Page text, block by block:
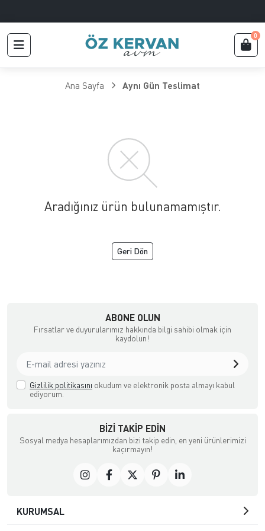
0
Ana Sayfa Aynı Gün Teslimat
Aradığınız ürün bulunamamıştır.
Geri Dön
ABONE OLUN
Fırsatlar ve duyurularımız hakkında bilgi sahibi olmak için
kaydolun!
Gizlilik politikasını okudum ve elektronik posta almayı kabul
ediyorum.
BIZI TAKIP EDIN
Sosyal medya hesaplarımızdan bizi takip edin, en yeni ürünlerimizi
kaçırmayın!
KURUMSAL